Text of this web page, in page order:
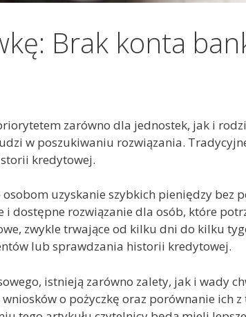
Brak konta
zarówno dla jednostek, jak i
w poszukiwaniu rozwiązania.
kredytowej.
uzyskanie szybkich pieniędzy bez
i dostępne rozwiązanie dla osób, które
zwykle trwające od kilku dni do kilku
lub sprawdzania historii kredytowej.
istnieją zarówno zalety, jak i wady
o pożyczkę oraz porównanie ich